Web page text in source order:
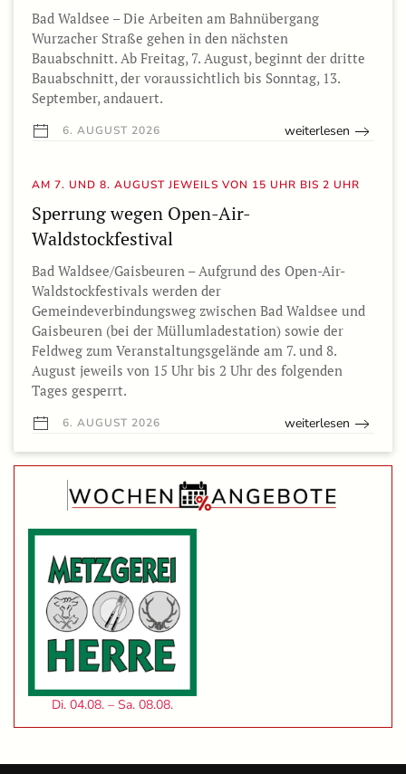
Bad Waldsee – Die Arbeiten am Bahnübergang
Wurzacher Straße gehen in den nächsten
Bauabschnitt. Ab Freitag, 7. August, beginnt der dritte
Bauabschnitt, der voraussichtlich bis Sonntag, 13.
September, andauert.
6. AUGUST 2026 weiterlesen
AM 7. UND 8. AUGUST JEWEILS VON 15 UHR BIS 2 UHR
Sperrung wegen Open-Air-
Waldstockfestival
Bad Waldsee/Gaisbeuren – Aufgrund des Open-Air-
Waldstockfestivals werden der
Gemeindeverbindungsweg zwischen Bad Waldsee und
Gaisbeuren (bei der Müllumladestation) sowie der
Feldweg zum Veranstaltungsgelände am 7. und 8.
August jeweils von 15 Uhr bis 2 Uhr des folgenden
Tages gesperrt.
6. AUGUST 2026 weiterlesen
Di. 04.08. – Sa. 08.08.